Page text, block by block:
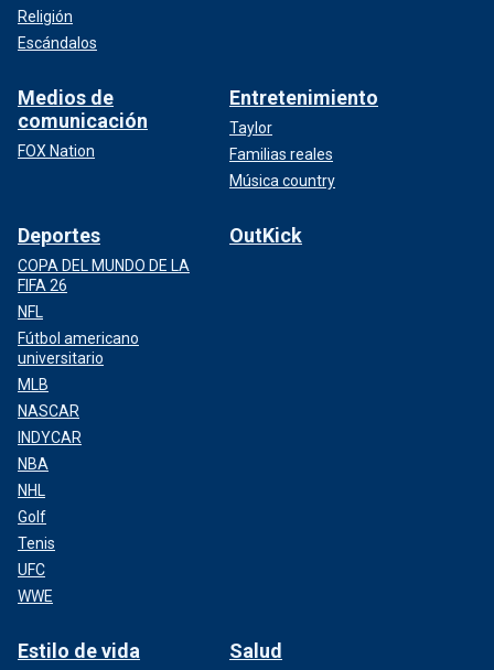
Religión
Escándalos
Medios de
comunicación
FOX Nation
Entretenimiento
Taylor
Familias reales
Música country
Deportes
COPA DEL MUNDO DE LA
FIFA 26
NFL
Fútbol americano
universitario
MLB
NASCAR
INDYCAR
NBA
NHL
Golf
Tenis
UFC
WWE
OutKick
Estilo de vida Salud